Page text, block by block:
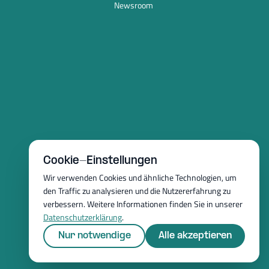
Newsroom
Cookie-Einstellungen
Wir verwenden Cookies und ähnliche Technologien, um
den Traffic zu analysieren und die Nutzererfahrung zu
verbessern. Weitere Informationen finden Sie in unserer
Datenschutzerklärung.
Nur notwendige Alle akzeptieren